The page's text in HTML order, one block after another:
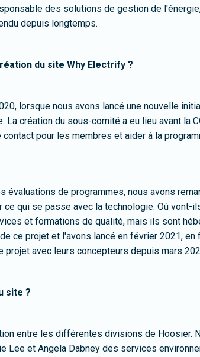
des solutions de gestion de
depuis longtemps.
du site Why Electrify ?
lorsque nous avons lancé une nouvelle
création du sous-comité a eu lieu avant la
pour les membres et aider à la
évaluations de programmes, nous avons
qui se passe avec la technologie. Où
et formations de qualité, mais ils sont
ce projet et l'avons lancé en février 2021,
avec leurs concepteurs depuis mars
site ?
entre les différentes divisions de
Lee et Angela Dabney des services